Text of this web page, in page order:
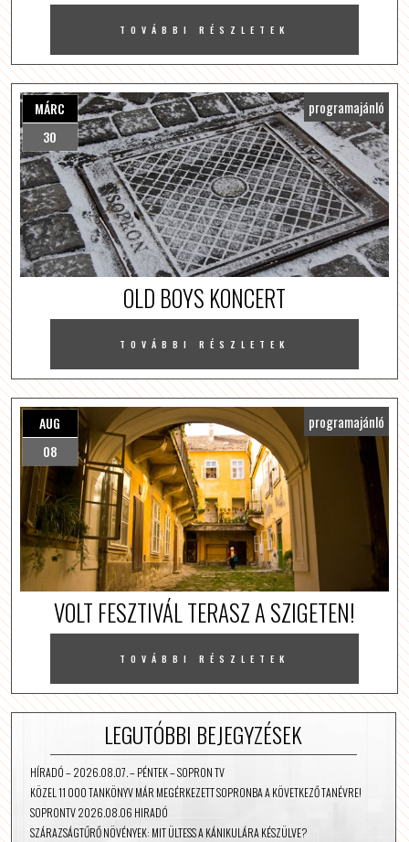
TOVÁBBI RÉSZLETEK
MÁRC
30
programajánló
OLD BOYS KONCERT
TOVÁBBI RÉSZLETEK
AUG
08
programajánló
VOLT FESZTIVÁL TERASZ A SZIGETEN!
TOVÁBBI RÉSZLETEK
LEGUTÓBBI BEJEGYZÉSEK
HÍRADÓ – 2026.08.07. – PÉNTEK – SOPRON TV
KÖZEL 11 000 TANKÖNYV MÁR MEGÉRKEZETT SOPRONBA A KÖVETKEZŐ TANÉVRE!
SOPRONTV 2026.08.06 HIRADÓ
SZÁRAZSÁGTŰRŐ NÖVÉNYEK: MIT ÜLTESS A KÁNIKULÁRA KÉSZÜLVE?